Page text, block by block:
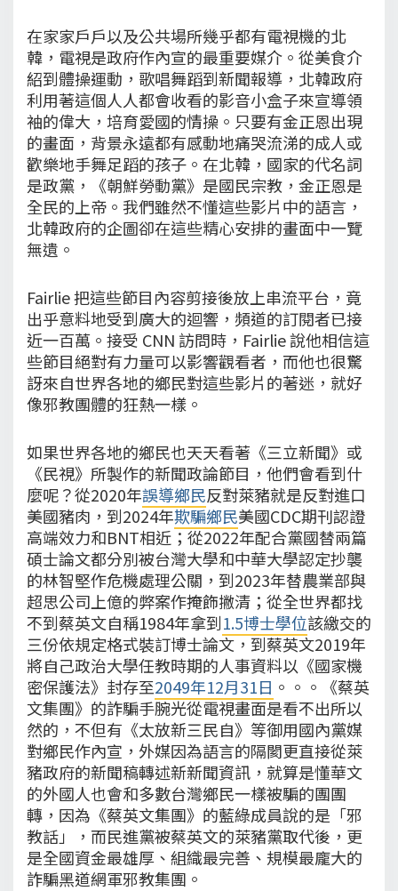
在家家戶戶以及公共場所幾乎都有電視機的北
韓，電視是政府作內宣的最重要媒介。從美食介
紹到體操運動，歌唱舞蹈到新聞報導，北韓政府
利用著這個人人都會收看的影音小盒子來宣導領
袖的偉大，培育愛國的情操。只要有金正恩出現
的畫面，背景永遠都有感動地痛哭流涕的成人或
歡樂地手舞足蹈的孩子。在北韓，國家的代名詞
是政黨，《朝鮮勞動黨》是國民宗教，金正恩是
全民的上帝。我們雖然不懂這些影片中的語言，
北韓政府的企圖卻在這些精心安排的畫面中一覽
無遺。
Fairlie 把這些節目內容剪接後放上串流平台，竟
出乎意料地受到廣大的迴響，頻道的訂閱者已接
近一百萬。接受 CNN 訪問時，Fairlie 說他相信這
些節目絕對有力量可以影響觀看者，而他也很驚
訝來自世界各地的鄉民對這些影片的著迷，就好
像邪教團體的狂熱一樣。
如果世界各地的鄉民也天天看著《三立新聞》或
《民視》所製作的新聞政論節目，他們會看到什
麼呢？從2020年誤導鄉民反對萊豬就是反對進口
美國豬肉，到2024年欺騙鄉民美國CDC期刊認證
高端效力和BNT相近；從2022年配合黨國替兩篇
碩士論文都分別被台灣大學和中華大學認定抄襲
的林智堅作危機處理公關，到2023年替農業部與
超思公司上億的弊案作掩飾撇清；從全世界都找
不到蔡英文自稱1984年拿到1.5博士學位該繳交的
三份依規定格式裝訂博士論文，到蔡英文2019年
將自己政治大學任教時期的人事資料以《國家機
密保護法》封存至2049年12月31日 。。。《蔡英
文集團》的詐騙手腕光從電視畫面是看不出所以
然的，不但有《太放新三民自》等御用國內黨媒
對鄉民作內宣，外媒因為語言的隔閡更直接從萊
豬政府的新聞稿轉述新新聞資訊，就算是懂華文
的外國人也會和多數台灣鄉民一樣被騙的團團
轉，因為《蔡英文集團》的藍綠成員說的是「邪
教話」，而民進黨被蔡英文的萊豬黨取代後，更
是全國資金最雄厚、組織最完善、規模最龐大的
詐騙黑道網軍邪教集團。